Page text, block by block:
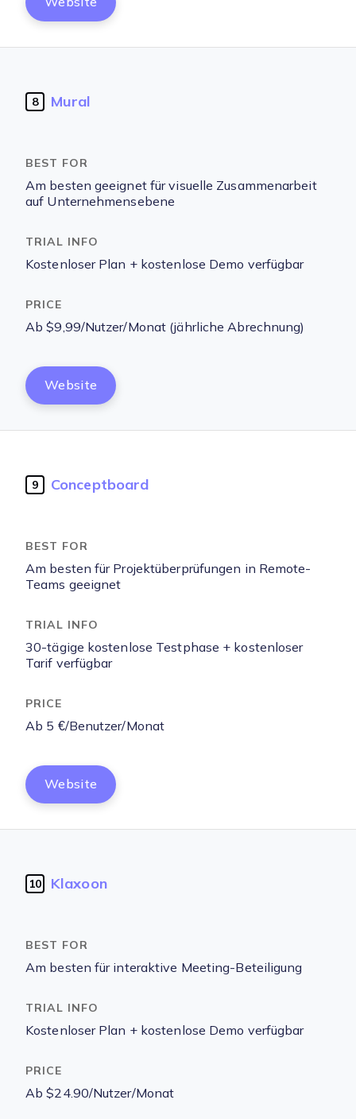
8 Mural
Am besten geeignet für visuelle Zusammenarbeit
auf Unternehmensebene
Kostenloser Plan + kostenlose Demo verfügbar
Ab $9,99/Nutzer/Monat (jährliche Abrechnung)
Website
9 Conceptboard
Am besten für Projektüberprüfungen in Remote-
Teams geeignet
30-tägige kostenlose Testphase + kostenloser
Tarif verfügbar
Ab 5 €/Benutzer/Monat
Website
10 Klaxoon
Am besten für interaktive Meeting-Beteiligung
Kostenloser Plan + kostenlose Demo verfügbar
Ab $24.90/Nutzer/Monat